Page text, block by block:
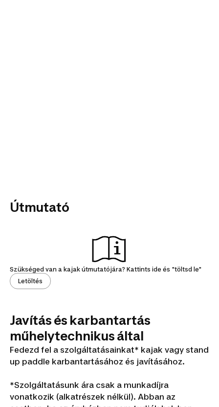
Útmutató
Szükséged van a kajak útmutatójára? Kattints ide és "töltsd le"
Letöltés
Javítás és karbantartás
műhelytechnikus által
Fedezd fel a szolgáltatásainkat* kajak vagy stand
up paddle karbantartásához és javításához.
*Szolgáltatásunk ára csak a munkadíjra
vonatkozik (alkatrészek nélkül). Abban az